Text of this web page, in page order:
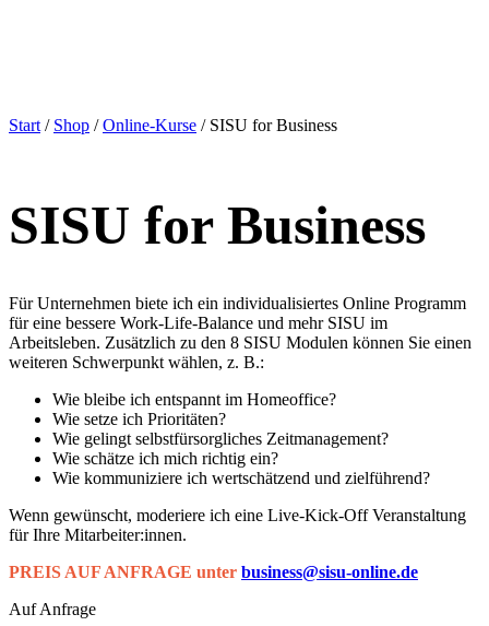
Start / Shop /Online-Kurse / SISU for Business
SISU for Business
Für Unternehmen biete ich ein individualisiertes Online Programm
für eine bessere Work-Life-Balance und mehr SISU im
Arbeitsleben. Zusätzlich zu den 8 SISU Modulen können Sie einen
weiteren Schwerpunkt wählen, z. B.:
Wie bleibe ich entspannt im Homeoffice?
Wie setze ich Prioritäten?
Wie gelingt selbstfürsorgliches Zeitmanagement?
Wie schätze ich mich richtig ein?
Wie kommuniziere ich wertschätzend und zielführend?
Wenn gewünscht, moderiere ich eine Live-Kick-Off Veranstaltung
für Ihre Mitarbeiter:innen.
PREIS AUF ANFRAGE unter business@sisu-online.de
Auf Anfrage